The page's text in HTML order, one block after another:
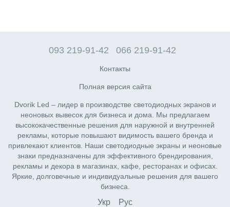
093 219-91-42 066 219-91-42
Контакты
Полная версия сайта
Dvorik Led – лидер в производстве светодиодных экранов и
неоновых вывесок для бизнеса и дома. Мы предлагаем
высококачественные решения для наружной и внутренней
рекламы, которые повышают видимость вашего бренда и
привлекают клиентов. Наши светодиодные экраны и неоновые
знаки предназначены для эффективного брендирования,
рекламы и декора в магазинах, кафе, ресторанах и офисах.
Яркие, долговечные и индивидуальные решения для вашего
бизнеса.
Укр Рус